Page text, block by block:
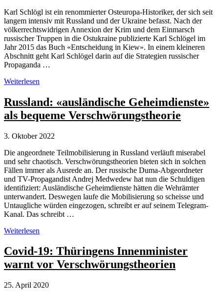
Karl Schlögl ist ein renommierter Osteuropa-Historiker, der sich seit
langem intensiv mit Russland und der Ukraine befasst. Nach der
völkerrechtswidrigen Annexion der Krim und dem Einmarsch
russischer Truppen in die Ostukraine publizierte Karl Schlögel im
Jahr 2015 das Buch «Entscheidung in Kiew». In einem kleineren
Abschnitt geht Karl Schlögel darin auf die Strategien russischer
Propaganda …
Osteuropa-
Karl
Schlögel
über
Propaganda-
Weiterlesen
Russland: «ausländische Geheimdienste»
als bequeme Verschwörungstheorie
3. Oktober 2022
Die angeordnete Teilmobilisierung in Russland verläuft miserabel
und sehr chaotisch. Verschwörungstheorien bieten sich in solchen
Fällen immer als Ausrede an. Der russische Duma-Abgeordneter
und TV-Propagandist Andrej Medwedew hat nun die Schuldigen
identifiziert: Ausländische Geheimdienste hätten die Wehrämter
unterwandert. Deswegen laufe die Mobilisierung so scheisse und
Untaugliche würden eingezogen, schreibt er auf seinem Telegram-
Kanal. Das schreibt …
Russland:
Geheimdienste»
als
bequeme
Weiterlesen
Covid-19: Thüringens Innenminister
warnt vor Verschwörungstheorien
25. April 2020